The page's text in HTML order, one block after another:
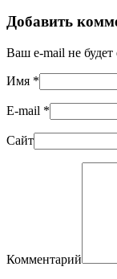
Добавить
Ваш e-mail не
Имя *
E-mail *
Сайт
Комментарий